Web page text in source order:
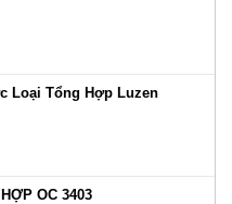
Loại Tổng Hợp Luzen
OC 3403